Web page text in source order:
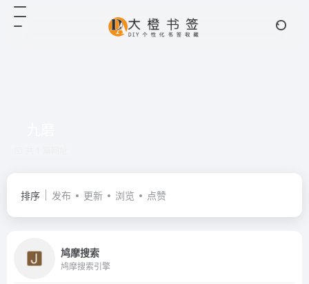
排序 发布 更新 浏览 点赞
鸠摩搜索
鸠摩搜索引擎